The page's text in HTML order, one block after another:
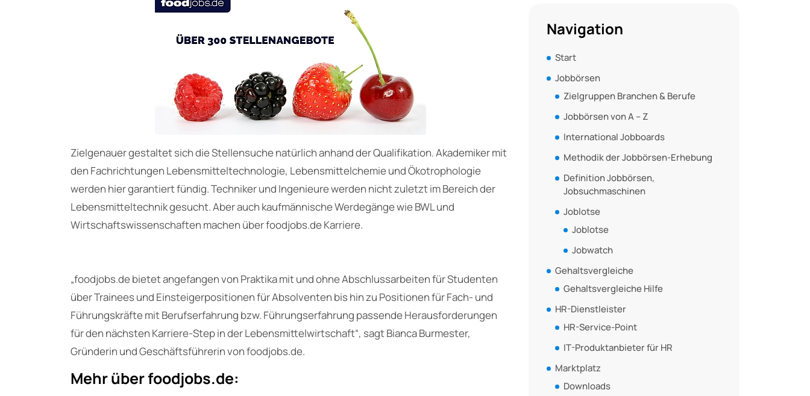
Zielgenauer gestaltet sich die Stellensuche natürlich anhand der Qualifikation. Akademiker mit
den Fachrichtungen Lebensmitteltechnologie, Lebensmittelchemie und Ökotrophologie
werden hier garantiert fündig. Techniker und Ingenieure werden nicht zuletzt im Bereich der
Lebensmitteltechnik gesucht. Aber auch kaufmännische Werdegänge wie BWL und
Wirtschaftswissenschaften machen über foodjobs.de Karriere.
„foodjobs.de bietet angefangen von Praktika mit und ohne Abschlussarbeiten für Studenten
über Trainees und Einsteigerpositionen für Absolventen bis hin zu Positionen für Fach- und
Führungskräfte mit Berufserfahrung bzw. Führungserfahrung passende Herausforderungen
für den nächsten Karriere-Step in der Lebensmittelwirtschaft“, sagt Bianca Burmester,
Gründerin und Geschäftsführerin von foodjobs.de.
Mehr über foodjobs.de:
Navigation
Start
Jobbörsen
Zielgruppen Branchen & Berufe
Jobbörsen von A – Z
International Jobboards
Methodik der Jobbörsen-Erhebung
Definition Jobbörsen,
Jobsuchmaschinen
Joblotse
Joblotse
Jobwatch
Gehaltsvergleiche
Gehaltsvergleiche Hilfe
HR-Dienstleister
HR-Service-Point
IT-Produktanbieter für HR
Marktplatz
Downloads